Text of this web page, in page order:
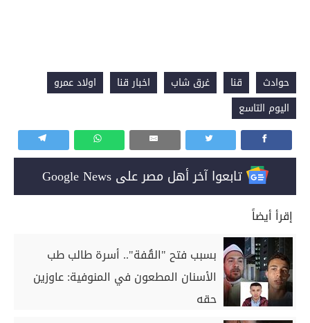
حوادث قنا غرق شاب اخبار قنا
اولاد عمرو
اليوم التاسع
تابعوا آخر أهل مصر على Google News
إقرأ أيضاً
بسبب فتح "القُفة".. أسرة طالب طب
الأسنان المطعون في المنوفية: عاوزين
حقه